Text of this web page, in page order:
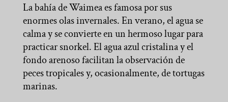
La bahía de Waimea es famosa por sus
enormes olas invernales. En verano, el agua se
calma y se convierte en un hermoso lugar para
practicar snorkel. El agua azul cristalina y el
fondo arenoso facilitan la observación de
peces tropicales y, ocasionalmente, de tortugas
marinas.